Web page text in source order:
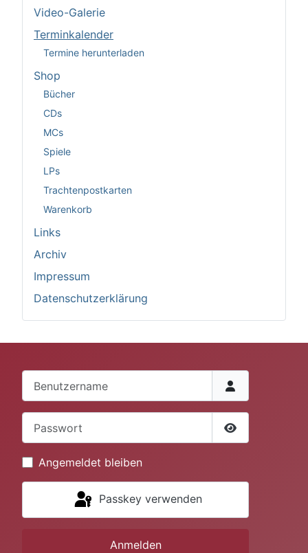
Video-Galerie
Terminkalender
Termine herunterladen
Shop
Bücher
CDs
MCs
Spiele
LPs
Trachtenpostkarten
Warenkorb
Links
Archiv
Impressum
Datenschutzerklärung
Passwort
Angemeldet bleiben
Passkey verwenden
Anmelden